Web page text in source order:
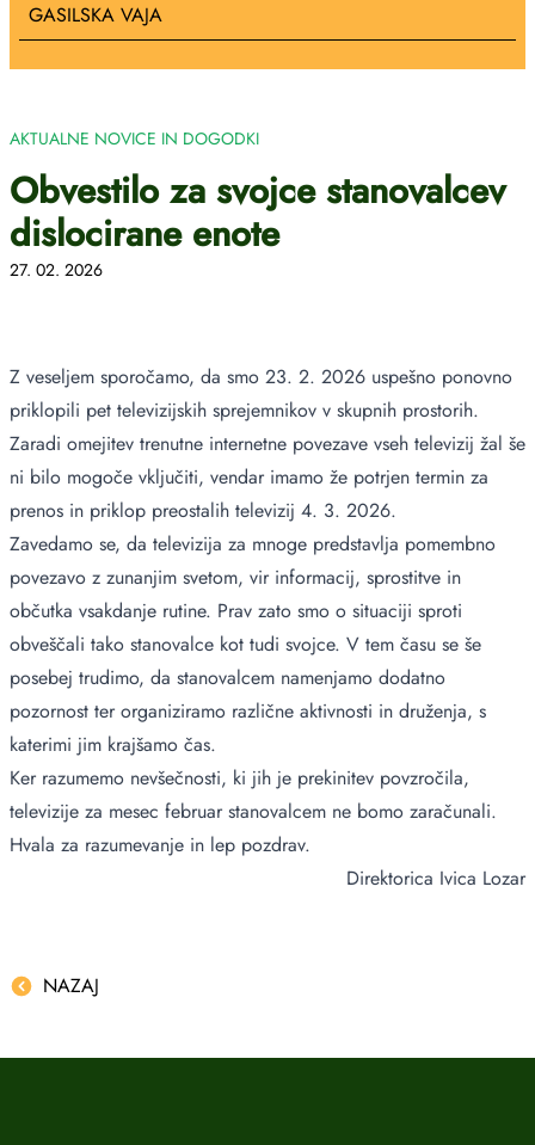
GASILSKA VAJA
AKTUALNE NOVICE IN DOGODKI
Obvestilo za svojce stanovalcev
dislocirane enote
27. 02. 2026
Z veseljem sporočamo, da smo 23. 2. 2026 uspešno ponovno
priklopili pet televizijskih sprejemnikov v skupnih prostorih.
Zaradi omejitev trenutne internetne povezave vseh televizij žal še
ni bilo mogoče vključiti, vendar imamo že potrjen termin za
prenos in priklop preostalih televizij 4. 3. 2026.
Zavedamo se, da televizija za mnoge predstavlja pomembno
povezavo z zunanjim svetom, vir informacij, sprostitve in
občutka vsakdanje rutine. Prav zato smo o situaciji sproti
obveščali tako stanovalce kot tudi svojce. V tem času se še
posebej trudimo, da stanovalcem namenjamo dodatno
pozornost ter organiziramo različne aktivnosti in druženja, s
katerimi jim krajšamo čas.
Ker razumemo nevšečnosti, ki jih je prekinitev povzročila,
televizije za mesec februar stanovalcem ne bomo zaračunali.
Hvala za razumevanje in lep pozdrav.
Direktorica Ivica Lozar
NAZAJ